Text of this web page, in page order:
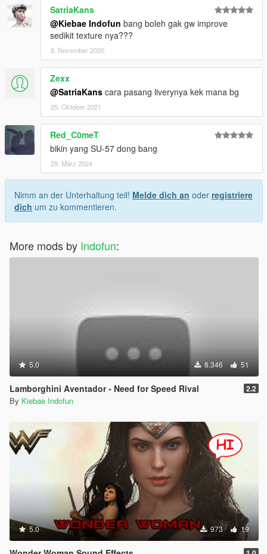
SatriaKans
@Kiebae Indofun bang boleh gak gw improve
sedikit texture nya???
8. November 2020
Zexx
@SatriaKans cara pasang liverynya kek mana bg
25. Oktober 2021
Red_C0meT
bikin yang SU-57 dong bang
29. März 2024
Nimm an der Unterhaltung teil! Melde dich an oder registriere
dich um zu kommentieren.
More mods by Indofun:
5.0 8.346 51
Lamborghini Aventador - Need for Speed Rival 2.2
By Kiebae Indofun
5.0 973 19